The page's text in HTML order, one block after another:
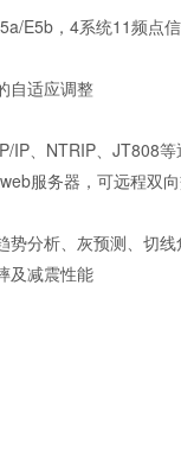
E5b，4系统11频点
自适应调整
IP、NTRIP、JT808等
服务器，可远程双
分析、灰预测、切
及减震性能